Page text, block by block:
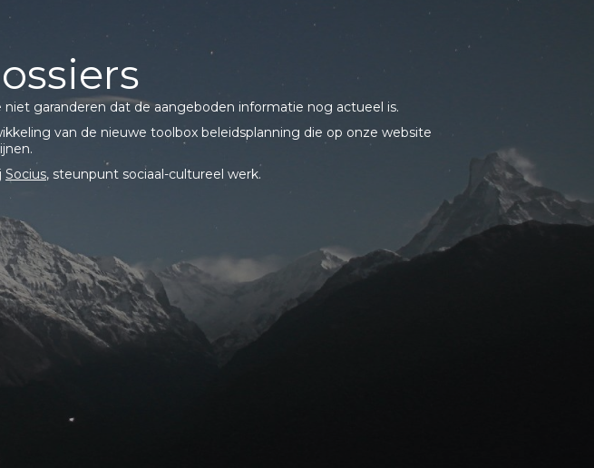
garanderen dat de aangeboden informatie nog actueel is.
van de nieuwe toolbox beleidsplanning die op onze website
Socius, steunpunt sociaal-cultureel werk.